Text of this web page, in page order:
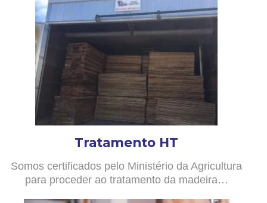
Tratamento HT
Somos certificados pelo Ministério da Agricultura
para proceder ao tratamento da madeira…